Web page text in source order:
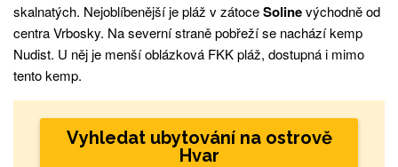
skalnatých. Nejoblíbenější je pláž v zátoceSolinevýchodně od
centra Vrbosky. Na severní straně pobřeží se nachází kemp
Nudist. U něj je menší oblázková FKK pláž, dostupná i mimo
tento kemp.
Vyhledat ubytování na ostrově
Hvar